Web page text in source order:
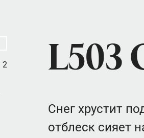
L503
2
Снег хрустит
отблеск сияет